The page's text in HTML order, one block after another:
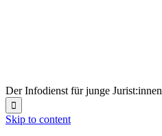
Der Infodienst für junge Jurist:innen

Skip to content